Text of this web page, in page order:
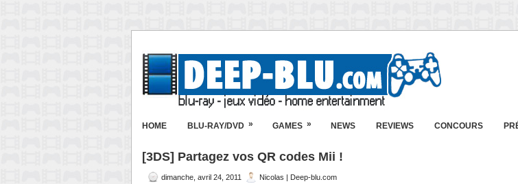
HOME BLU-RAY/DVD » GAMES » NEWS REVIEWS CONCOURS
[3DS] Partagez vos QR codes Mii !
dimanche, avril 24, 2011 Nicolas | Deep-blu.com